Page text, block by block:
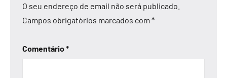
O seu endereço de email não será publicado.
Campos obrigatórios marcados com *
Comentário*